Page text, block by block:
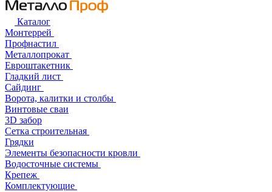
Каталог
Монтеррей
Профнастил
Металлопрокат
Евроштакетник
Гладкий лист
Сайдинг
Ворота, калитки и столбы
Винтовые сваи
3D забор
Сетка строительная
Грядки
Элементы безопасности кровли
Водосточные системы
Крепеж
Комплектующие